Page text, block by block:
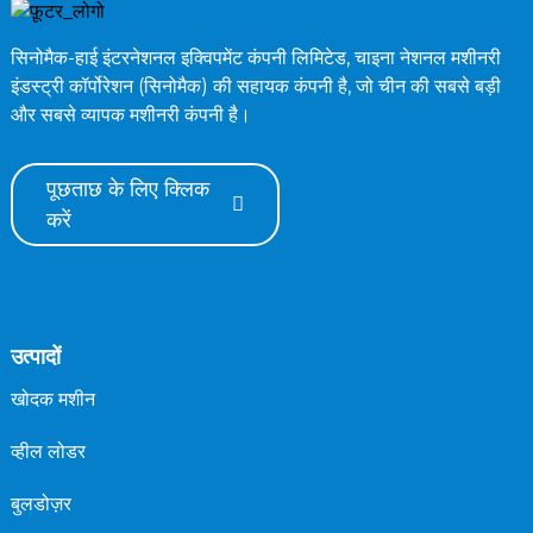
सिनोमैक-हाई इंटरनेशनल इक्विपमेंट कंपनी लिमिटेड, चाइना नेशनल मशीनरी
इंडस्ट्री कॉर्पोरेशन (सिनोमैक) की सहायक कंपनी है, जो चीन की सबसे बड़ी
और सबसे व्यापक मशीनरी कंपनी है।
पूछताछ के लिए क्लिक
करें
उत्पादों
खोदक मशीन
व्हील लोडर
बुलडोज़र